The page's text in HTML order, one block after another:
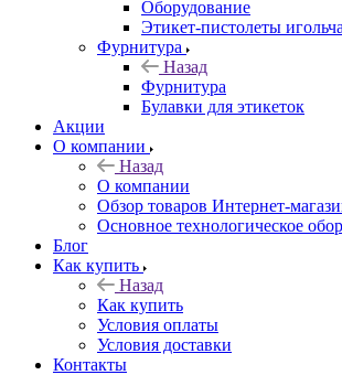
Оборудование
Этикет-пистолеты
Фурнитура
Назад
Фурнитура
Булавки для этикеток
Акции
О компании
Назад
О компании
Обзор товаров Интернет-
Основное технологическое
Блог
Как купить
Назад
Как купить
Условия оплаты
Условия доставки
Контакты